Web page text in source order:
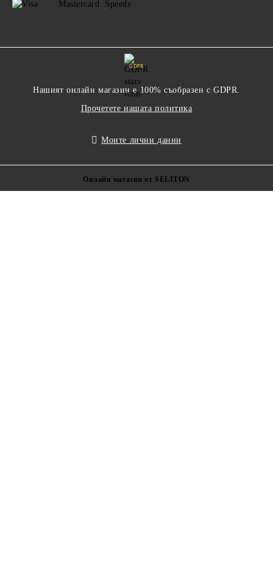
GDPR
Нашият онлайн магазин е 100% съобразен с GDPR.
Прочетете нашата политика
Моите лични данни
Онлайн магазин от SELITON